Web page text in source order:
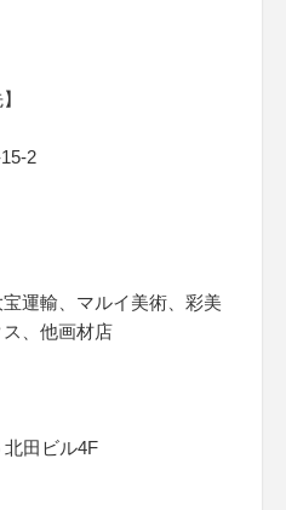
2
運輸、マルイ美術、彩美
、他画材店
田ビル4F